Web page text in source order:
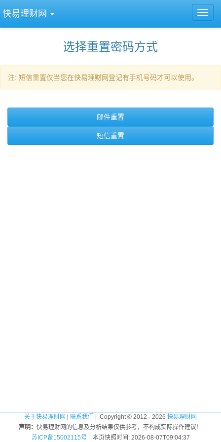
快易理财网
选择重置密码方式
注: 短信重置仅当您在快易理财网登记有手机号码才可以使用。
邮件重置
短信重置
关于快易理财网 联系我们 | Copyright © 2012 - 2026 快易理财网
声明： 快易理财网的信息及分析结果仅供参考，不构成实际操作建议！
苏ICP备15002115号本页快照时间: 2026-08-07T09:04:37